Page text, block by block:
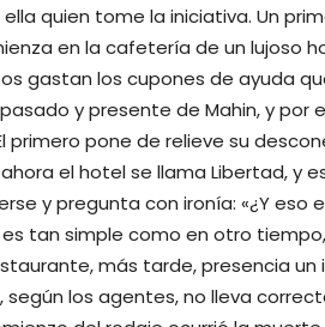
quien tome la iniciativa. Un
en la cafetería de un lujoso
gastan los cupones de ayuda
y presente de Mahin, y por
pone de relieve su
el hotel se llama Libertad, y
y pregunta con ironía: «¿Y eso
tan simple como en otro
más tarde, presencia
según los agentes, no lleva